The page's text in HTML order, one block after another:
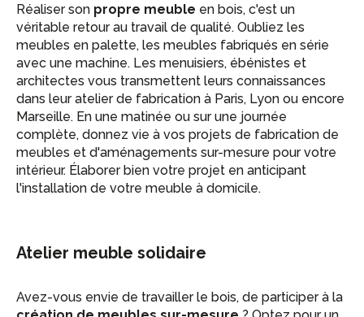
Réaliser son propre meuble en bois, c'est un
véritable retour au travail de qualité. Oubliez les
meubles en palette, les meubles fabriqués en série
avec une machine. Les menuisiers, ébénistes et
architectes vous transmettent leurs connaissances
dans leur atelier de fabrication à Paris, Lyon ou encore
Marseille. En une matinée ou sur une journée
complète, donnez vie à vos projets de fabrication de
meubles et d'aménagements sur-mesure pour votre
intérieur. Élaborer bien votre projet en anticipant
l'installation de votre meuble à domicile.
Atelier meuble solidaire
Avez-vous envie de travailler le bois, de participer à la